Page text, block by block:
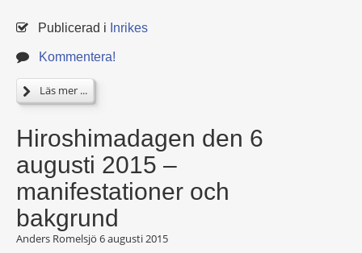
Publicerad i Inrikes
Kommentera!
Läs mer ...
Hiroshimadagen den 6
augusti 2015 –
manifestationer och
bakgrund
Anders Romelsjö 6 augusti 2015